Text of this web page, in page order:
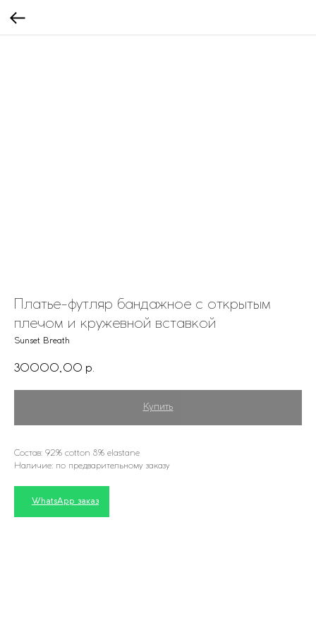
Платье-футляр бандажное с открытым
плечом и кружевной вставкой
Sunset Breath
30000,00 р.
Купить
Состав: 92% cotton 8% elastane
Наличие: по предварительному заказу
WhatsApp заказ